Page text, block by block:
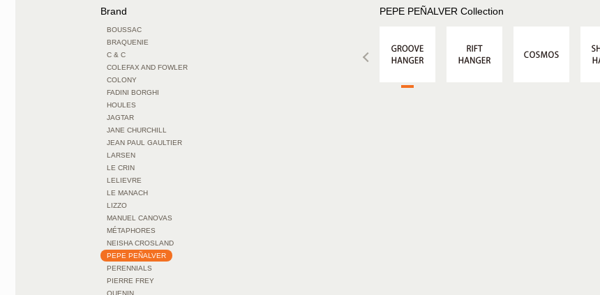
PEPE PEÑALVER Collection
Brand
BOUSSAC
BRAQUENIE
C & C
COLEFAX AND FOWLER
COLONY
FADINI BORGHI
HOULES
JAGTAR
JANE CHURCHILL
JEAN PAUL GAULTIER
LARSEN
LE CRIN
LELIEVRE
LE MANACH
LIZZO
MANUEL CANOVAS
MÉTAPHORES
NEISHA CROSLAND
PEPE PEÑALVER
PERENNIALS
PIERRE FREY
QUENIN